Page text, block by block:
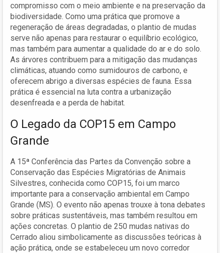
compromisso com o meio ambiente e na preservação da
biodiversidade. Como uma prática que promove a
regeneração de áreas degradadas, o plantio de mudas
serve não apenas para restaurar o equilíbrio ecológico,
mas também para aumentar a qualidade do ar e do solo.
As árvores contribuem para a mitigação das mudanças
climáticas, atuando como sumidouros de carbono, e
oferecem abrigo a diversas espécies de fauna. Essa
prática é essencial na luta contra a urbanização
desenfreada e a perda de habitat.
O Legado da COP15 em Campo
Grande
A 15ª Conferência das Partes da Convenção sobre a
Conservação das Espécies Migratórias de Animais
Silvestres, conhecida como COP15, foi um marco
importante para a conservação ambiental em Campo
Grande (MS). O evento não apenas trouxe à tona debates
sobre práticas sustentáveis, mas também resultou em
ações concretas. O plantio de 250 mudas nativas do
Cerrado aliou simbolicamente as discussões teóricas à
ação prática, onde se estabeleceu um novo corredor